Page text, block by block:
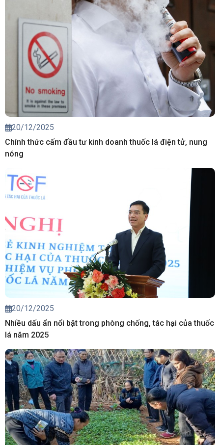
20/12/2025
Chính thức cấm đầu tư kinh doanh thuốc lá điện tử, nung
nóng
20/12/2025
Nhiều dấu ẩn nổi bật trong phòng chống, tác hại của thuốc
lá năm 2025